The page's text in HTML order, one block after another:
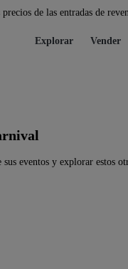
de las entradas de
Explorar Vender
eventos y explorar estos